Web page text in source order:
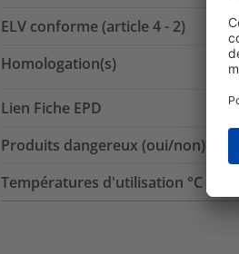
ELV conforme (article 4 - 2)
Homologation(s)
Lien Fiche EPD
Produits dangereux (oui/non)
Températures d'utilisation °C